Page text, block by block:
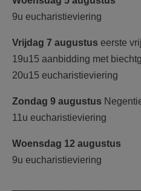
9u eucharistieviering
Vrijdag 7 augustus eerste
19u15 aanbidding met
20u15 eucharistieviering
Zondag 9 augustus
11u eucharistieviering
Woensdag 12 augustus
9u eucharistieviering